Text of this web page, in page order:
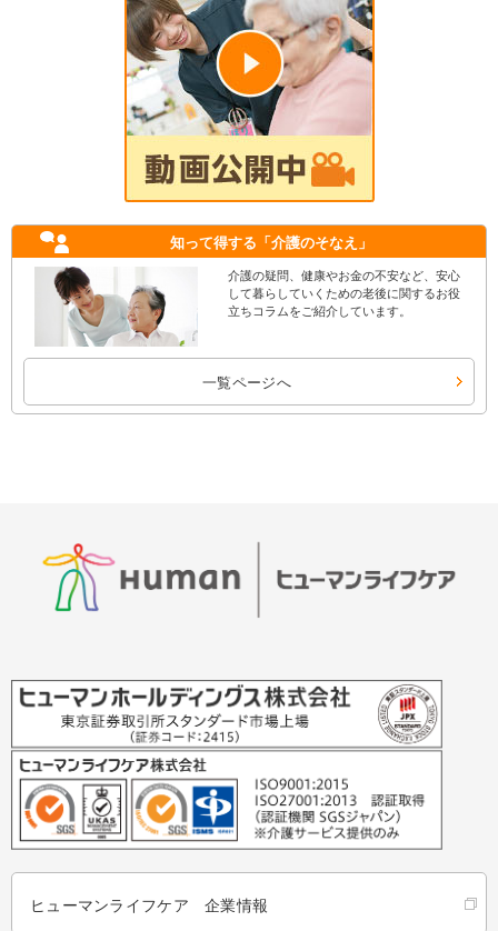
知って得する 「介護のそなえ」
介護の疑問、健康やお金の不安など、安心
して暮らしていくための老後に関するお役
立ちコラムをご紹介しています。
一覧ページへ
ヒューマンライフケア 企業情報